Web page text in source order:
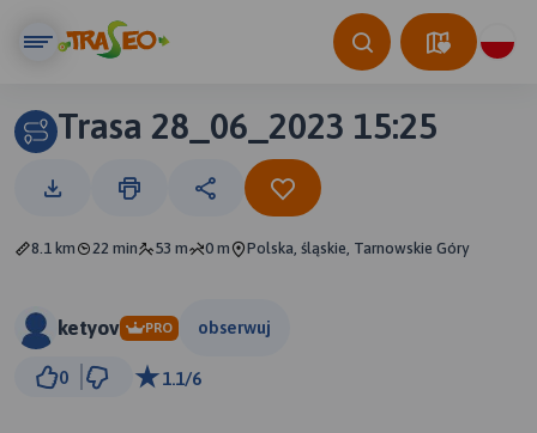
Trasa 28_06_2023 15:25
8.1 km 22 min 53 m 0 m Polska, śląskie, Tarnowskie Góry
ketyov PRO obserwuj
0 1.1/6